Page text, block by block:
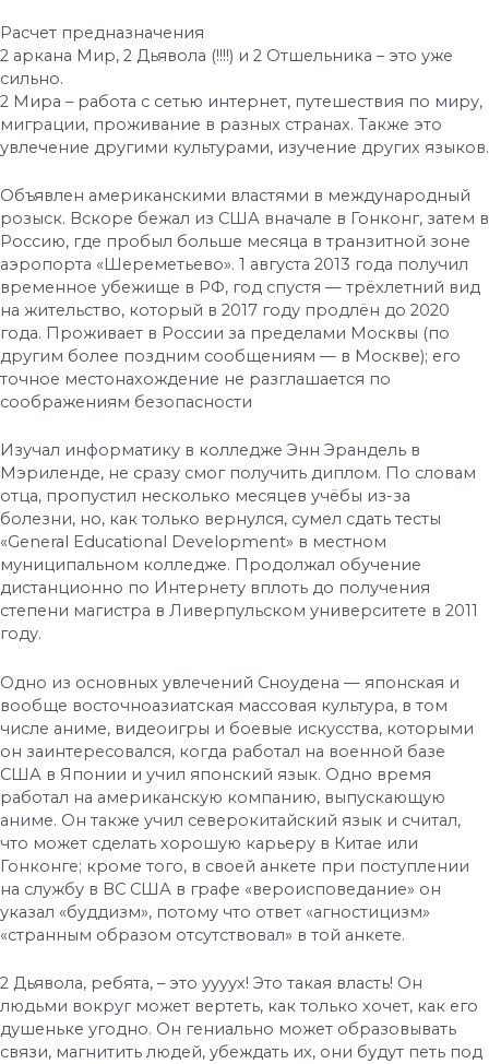
Расчет предназначения
2 аркана Мир, 2 Дьявола (!!!!) и 2 Отшельника – это уже
сильно.
2 Мира – работа с сетью интернет, путешествия по миру,
миграции, проживание в разных странах. Также это
увлечение другими культурами, изучение других языков.
Объявлен американскими властями в международный
розыск. Вскоре бежал из США вначале в Гонконг, затем в
Россию, где пробыл больше месяца в транзитной зоне
аэропорта «Шереметьево». 1 августа 2013 года получил
временное убежище в РФ, год спустя — трёхлетний вид
на жительство, который в 2017 году продлён до 2020
года. Проживает в России за пределами Москвы (по
другим более поздним сообщениям — в Москве); его
точное местонахождение не разглашается по
соображениям безопасности
Изучал информатику в колледже Энн Эрандель в
Мэриленде, не сразу смог получить диплом. По словам
отца, пропустил несколько месяцев учёбы из-за
болезни, но, как только вернулся, сумел сдать тесты
«General Educational Development» в местном
муниципальном колледже. Продолжал обучение
дистанционно по Интернету вплоть до получения
степени магистра в Ливерпульском университете в 2011
году.
Одно из основных увлечений Сноудена — японская и
вообще восточноазиатская массовая культура, в том
числе аниме, видеоигры и боевые искусства, которыми
он заинтересовался, когда работал на военной базе
США в Японии и учил японский язык. Одно время
работал на американскую компанию, выпускающую
аниме. Он также учил северокитайский язык и считал,
что может сделать хорошую карьеру в Китае или
Гонконге; кроме того, в своей анкете при поступлении
на службу в ВС США в графе «вероисповедание» он
указал «буддизм», потому что ответ «агностицизм»
«странным образом отсутствовал» в той анкете.
2 Дьявола, ребята, – это уууух! Это такая власть! Он
людьми вокруг может вертеть, как только хочет, как его
душеньке угодно. Он гениально может образовывать
связи, магнитить людей, убеждать их, они будут петь под